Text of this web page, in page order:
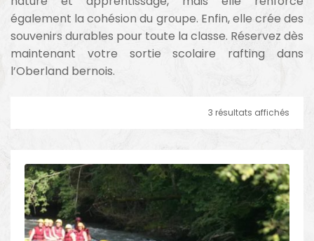
également la cohésion du groupe. Enfin, elle crée des
souvenirs durables pour toute la classe. Réservez dès
maintenant votre sortie scolaire rafting dans
l’Oberland bernois.
3 résultats affichés